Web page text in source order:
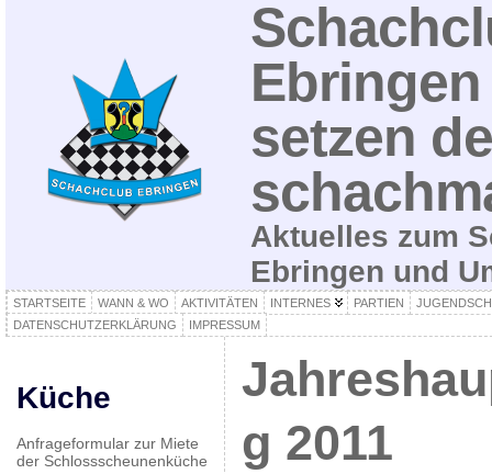
setzen
Aktuelles zum
Ebringen und
STARTSEITE WANN & WO AKTIVITÄTEN INTERNES PARTIEN
DATENSCHUTZERKLÄRUNG
IMPRESSUM
Küche
Anfrageformular zur Miete
der Schlossscheunenküche
g 2011